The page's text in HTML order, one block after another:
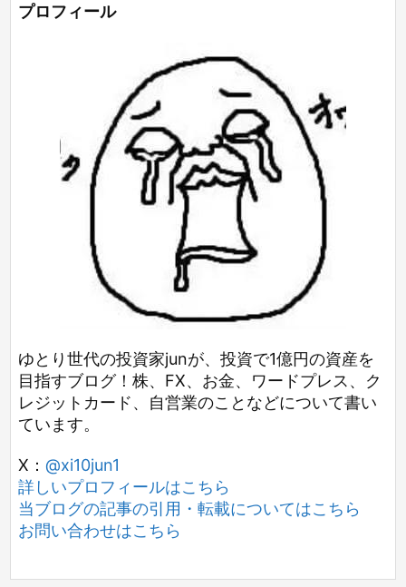
プロフィール
ゆとり世代の投資家junが、投資で1億円の資産を
目指すブログ！株、FX、お金、ワードプレス、ク
レジットカード、自営業のことなどについて書い
ています。
X： @xi10jun1
詳しいプロフィールはこちら
当ブログの記事の引用・転載についてはこちら
お問い合わせはこちら